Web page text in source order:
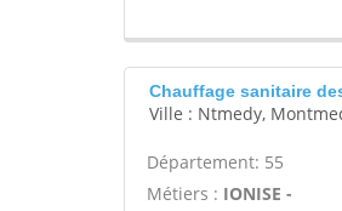
Chauffage sanitaire
Ville : Ntmedy,
Département: 55
Métiers : IONISE -